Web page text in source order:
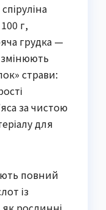
г,
грудка —
страви:
за чистою
для
повний
із